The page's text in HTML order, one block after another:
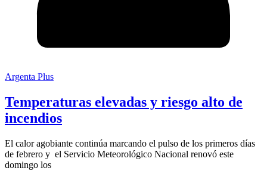
Argenta Plus
Temperaturas elevadas y riesgo alto de
incendios
El calor agobiante continúa marcando el pulso de los primeros días
de febrero y el Servicio Meteorológico Nacional renovó este
domingo los